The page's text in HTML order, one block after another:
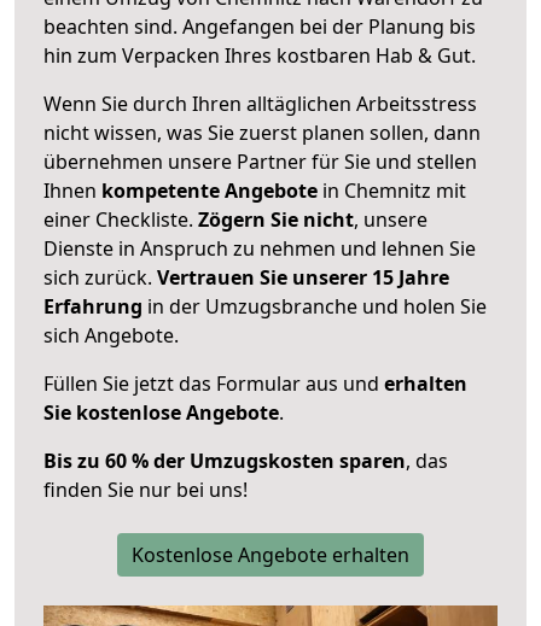
beachten sind. Angefangen bei der Planung bis
hin zum Verpacken Ihres kostbaren Hab & Gut.
Wenn Sie durch Ihren alltäglichen Arbeitsstress
nicht wissen, was Sie zuerst planen sollen, dann
übernehmen unsere Partner für Sie und stellen
Ihnen kompetente Angebote in Chemnitz mit
einer Checkliste. Zögern Sie nicht, unsere
Dienste in Anspruch zu nehmen und lehnen Sie
sich zurück. Vertrauen Sie unserer 15 Jahre
Erfahrung in der Umzugsbranche und holen Sie
sich Angebote.
Füllen Sie jetzt das Formular aus und erhalten
Sie kostenlose Angebote.
Bis zu 60 % der Umzugskosten sparen, das
finden Sie nur bei uns!
Kostenlose Angebote erhalten